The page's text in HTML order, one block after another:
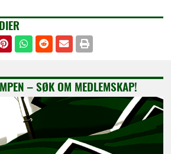
– SØK OM MEDLEMSKAP!